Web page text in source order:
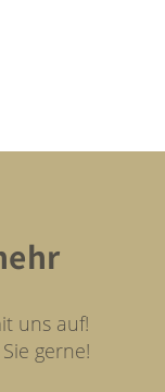
uns auf!
gerne!